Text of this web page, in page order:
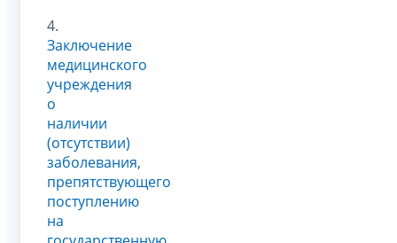
4.
Заключение
медицинского
учреждения
о
наличии
(отсутствии)
заболевания,
препятствующего
поступлению
на